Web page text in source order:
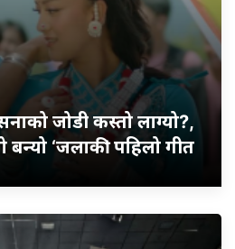
जोडी कस्तो लाग्यो?,
बन्यो ‘जलाकी’ पहिलो गीत